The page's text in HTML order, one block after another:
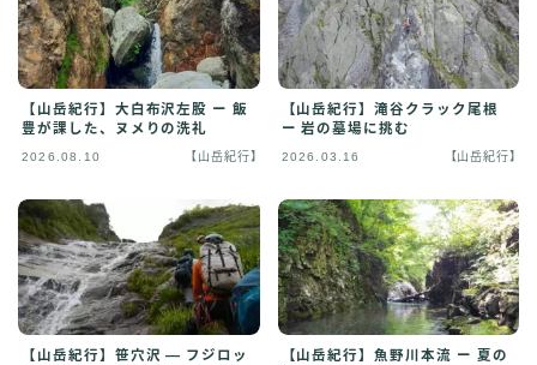
Japanese
【山岳紀行】大白布沢左股 ー 飯
豊が課した、ヌメりの洗礼
2026.08.10 【山岳紀行】
【山岳紀行】滝谷クラック尾根
ー 岩の墓場に挑む
2026.03.16 【山岳紀行】
【山岳紀行】笹穴沢 ― フジロッ
【山岳紀行】魚野川本流 ー 夏の